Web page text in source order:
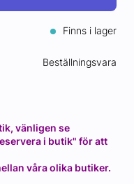
Finns i lager
Beställningsvara
vänligen se
i butik" för att
våra olika butiker.